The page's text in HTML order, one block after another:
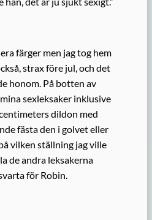
färger men jag tog hem
strax före jul, och det
honom. På botten av
sexleksaker inklusive
dildon med
fästa den i golvet eller
vilken ställning jag ville
de andra leksakerna
för Robin.